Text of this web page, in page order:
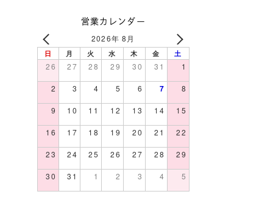
営業カレンダー
2026年 8月
日 月 火 水 木 金 土
26 27 28 29 30 31 1
2 3 4 5 6 7 8
9 10 11 12 13 14 15
16 17 18 19 20 21 22
23 24 25 26 27 28 29
30 31 1 2 3 4 5